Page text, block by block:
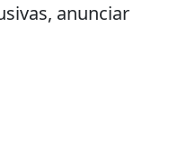
anunciar